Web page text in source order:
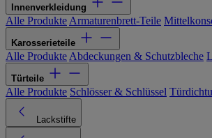
Innenverkleidung
Alle Produkte Armaturenbrett-Teile
Karosserieteile
Alle Produkte Abdeckungen & Schutzbleche
Türteile
Alle Produkte Schlösser & Schlüssel
Lackstifte